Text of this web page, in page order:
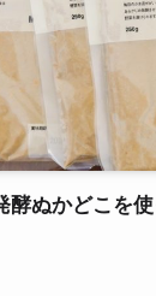
酵ぬかどこを